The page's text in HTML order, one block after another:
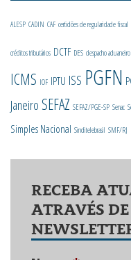
ALESP CADIN CAF certidões de regularidade fiscal
créditos tributários DCTF DES despacho aduaneiro
ICMS IOF IPTU ISS PGFN
Janeiro SEFAZ SEFAZ/PGE-SP Senac
Simples Nacional Sinditelebrasil SMF/RJ
RECEBA
ATRAVÉS